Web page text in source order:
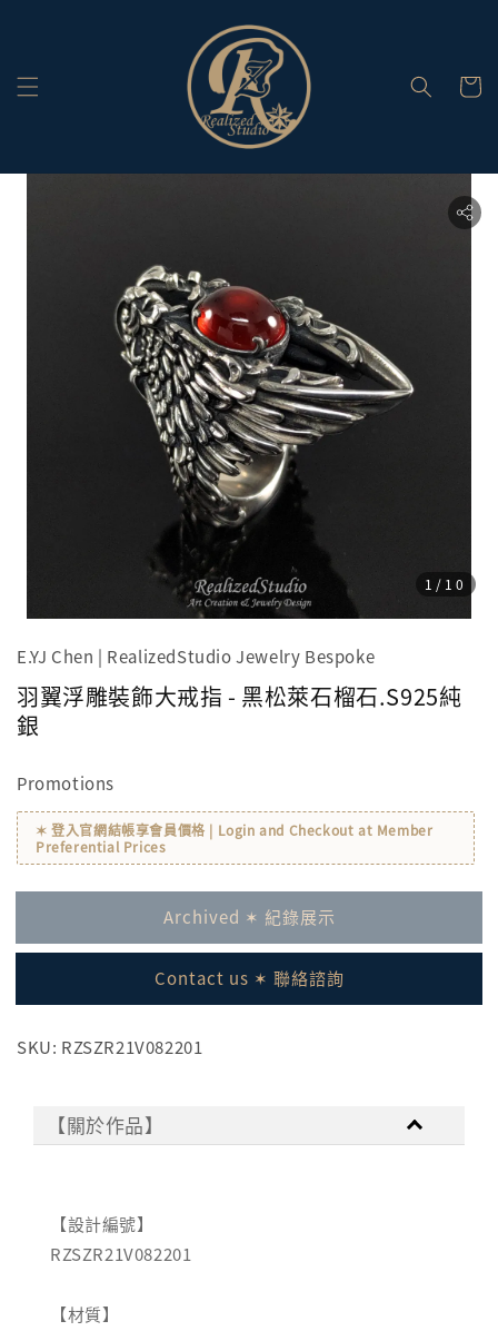
1 /10
E.YJ Chen | RealizedStudio Jewelry Bespoke
羽翼浮雕裝飾大戒指 - 黑松萊石榴石.S925純
銀
Promotions
✶ 登入官網結帳享會員價格 | Login and Checkout at Member
Preferential Prices
Archived ✶ 紀錄展示
Contact us ✶ 聯絡諮詢
SKU: RZSZR21V082201
【關於作品】
【設計編號】
RZSZR21V082201
【材質】